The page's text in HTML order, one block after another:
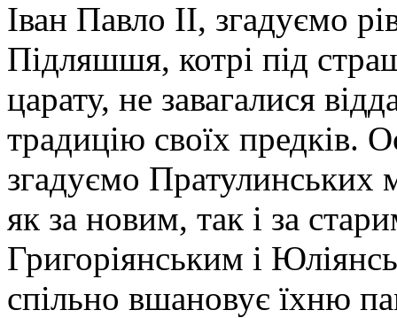
Іван Павло ІІ, згадуємо
Підляшшя, котрі під
царату, не завагалися
традицію своїх предків.
згадуємо Пратулинських
як за новим, так і за
Григоріянським і
спільно вшановує їхню